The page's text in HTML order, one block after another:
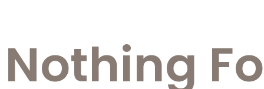
Nothing